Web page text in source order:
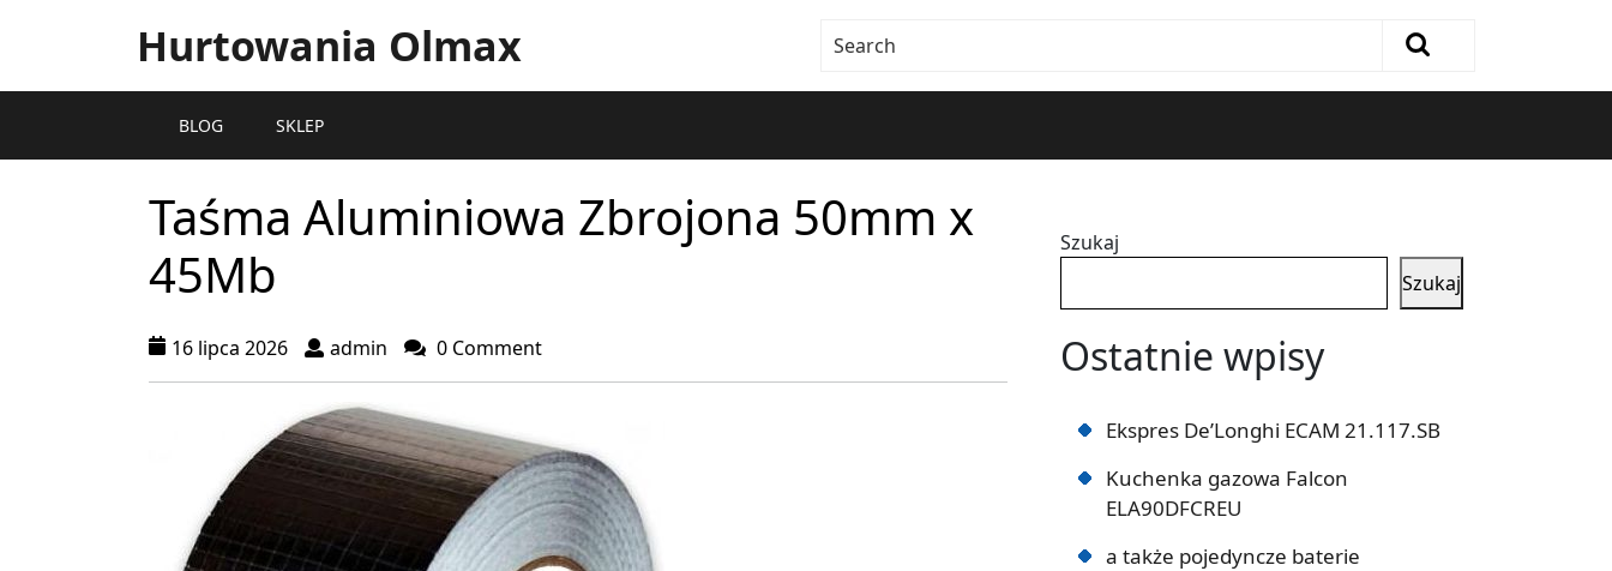
Hurtowania Olmax
BLOG SKLEP
Taśma Aluminiowa Zbrojona 50mm x
45Mb
16 lipca 2026 admin 0 Comment
Szukaj
Szukaj
Ostatnie wpisy
Ekspres De’Longhi ECAM 21.117.SB
Kuchenka gazowa Falcon
ELA90DFCREU
a także pojedyncze baterie